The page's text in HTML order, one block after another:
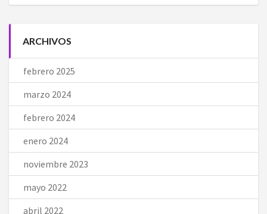
ARCHIVOS
febrero 2025
marzo 2024
febrero 2024
enero 2024
noviembre 2023
mayo 2022
abril 2022